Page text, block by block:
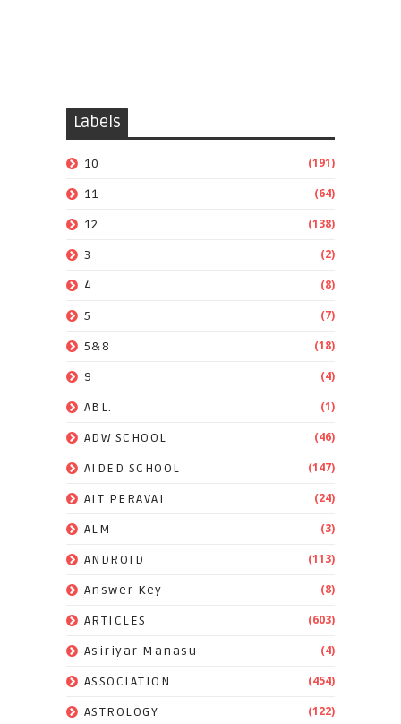
Labels
10 (191)
11 (64)
12 (138)
3 (2)
4 (8)
5 (7)
5&8 (18)
9 (4)
ABL. (1)
ADW SCHOOL (46)
AIDED SCHOOL (147)
AIT PERAVAI (24)
ALM (3)
ANDROID (113)
Answer Key (8)
ARTICLES (603)
Asiriyar Manasu (4)
ASSOCIATION (454)
ASTROLOGY (122)